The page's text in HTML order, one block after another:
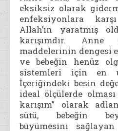
eksiksiz olarak
enfeksiyonlara
Allah’ın yaratmış
karışımdır.
maddelerinin dengesi
ve bebeğin henüz
sistemleri için en
İçeriğindeki besin
ideal ölçülerde
karışım” olarak
sütü, bebeğin
büyümesini